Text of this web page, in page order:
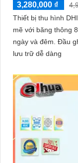
3,280,000 ₫
Thiết bị thu hình
mẽ với băng thông
ngày và đêm. Đầu ghi được trang bị 1 ổ cứng cho khả năng
lưu trữ dễ dàng